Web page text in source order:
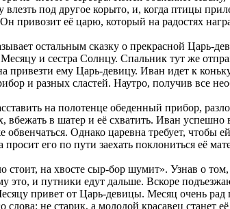
под другое корыто, и, когда птицы
привозит её царю, который на радостях
остальным сказку о прекрасной Царь-
и сестра Солнцу. Спальник тут же
ему Царь-девицу. Иван идет к
и разных сластей. Наутро, получив все
на полотенце обеденный прибор,
вбежать в шатер и её схватить. Иван успешно
Однако царевна требует, чтобы
просит его по пути заехать поклониться её
стоит, на хвосте сыр-бор шумит». Узнав о
это, и путники едут дальше. Вскоре
привет от Царь-девицы. Месяц очень рад
слова: не старик, а молодой красавец станет